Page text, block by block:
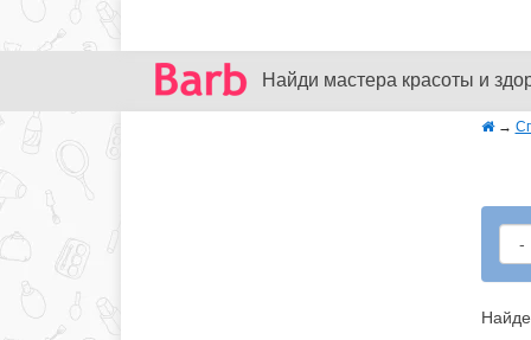
Найди мастера красоты и
→